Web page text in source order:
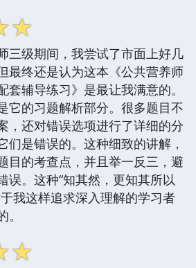
☆
三级期间，我尝试了市面上好几
最终还是认为这本《公共营养师
套辅导练习》是最让我满意的。
它的习题解析部分。很多题目不
，还对错误选项进行了详细的分
们是错误的。这种细致的讲解，
目的考查点，并且举一反三，避
误。这种“知其然，更知其所以
我这样追求深入理解的学习者
☆